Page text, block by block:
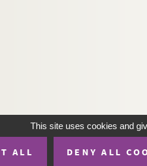
This site uses cookies and
ALL DENY ALL